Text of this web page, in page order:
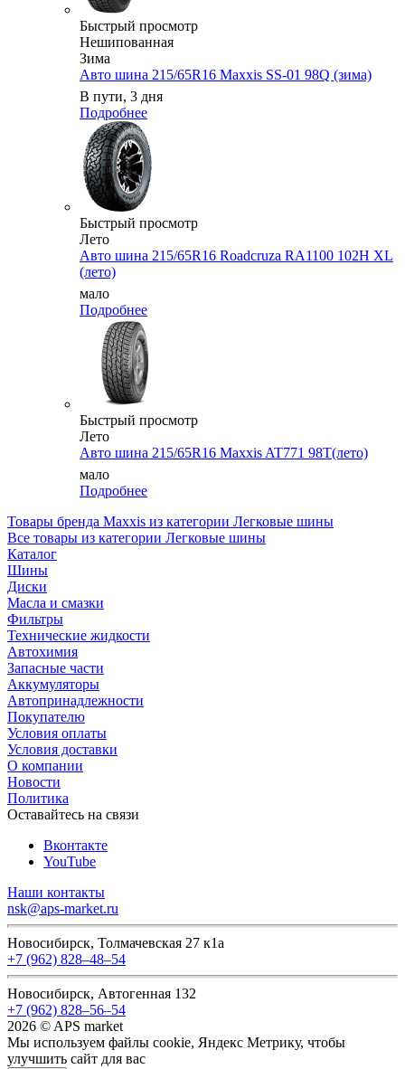
Быстрый просмотр
Нешипованная
Зима
Авто шина 215/65R16 Maxxis SS-01 98Q (зима)
В пути, 3 дня
Подробнее
Быстрый просмотр
Лето
Авто шина 215/65R16 Roadcruza RA1100 102H XL
(лето)
мало
Подробнее
Быстрый просмотр
Лето
Авто шина 215/65R16 Maxxis AT771 98T(лето)
мало
Подробнее
Товары бренда Maxxis из категории Легковые шины
Все товары из категории Легковые шины
Каталог
Шины
Диски
Масла и смазки
Фильтры
Технические жидкости
Автохимия
Запасные части
Аккумуляторы
Автопринадлежности
Покупателю
Условия оплаты
Условия доставки
О компании
Новости
Политика
Оставайтесь на связи
Вконтакте
YouTube
Наши контакты
nsk@aps-market.ru
Новосибирск, Толмачевская 27 к1а
+7 (962) 828‒48‒54
Новосибирск, Автогенная 132
+7 (962) 828‒56‒54
2026 © APS market
Мы используем файлы cookie, Яндекс Метрику, чтобы
улучшить сайт для вас